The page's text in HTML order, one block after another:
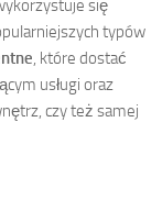
się
typów
, które dostać
usługi oraz
czy też samej